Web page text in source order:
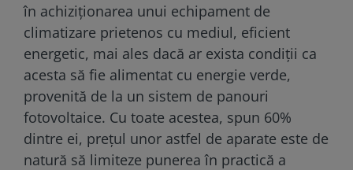
în achiziționarea unui echipament de
climatizare prietenos cu mediul, eficient
energetic, mai ales dacă ar exista condiții ca
acesta să fie alimentat cu energie verde,
provenită de la un sistem de panouri
fotovoltaice. Cu toate acestea, spun 60%
dintre ei, prețul unor astfel de aparate este de
natură să limiteze punerea în practică a